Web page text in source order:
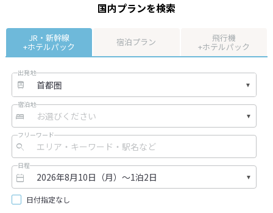
国内プランを検索
JR・新幹線
+ホテルパック 宿泊プラン 飛行機
+ホテルパック
出発地
宿泊地
フリーワード
日程
日付指定なし